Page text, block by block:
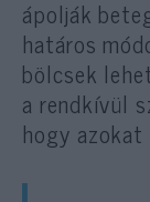
ápolják
határos
bölcsek
a rendkívül
hogy